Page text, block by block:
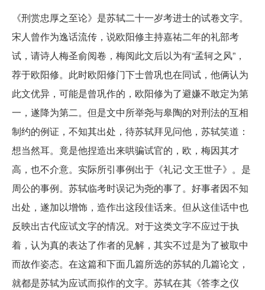
《刑赏忠厚之至论》是苏轼二十一岁考进士的试卷文字。
宋人曾作为逸话流传，说欧阳修主持嘉祐二年的礼部考
试，请诗人梅圣俞阅卷，梅阅此文后以为有“孟轲之风”，
荐于欧阳修。此时欧阳修门下士曾巩也在同试，他俩认为
此文优异，可能是曾巩作的，欧阳修为了避嫌不敢定为第
一，遂降为第二。但是文中所举尧与皋陶的对刑法的互相
制约的例证，不知其出处，待苏轼拜见问他，苏轼笑道：
想当然耳。竟是他捏造出来哄骗试官的，欧，梅因其才
高，也不介意。实际所引事例出于《礼记·文王世子》。是
周公的事例。苏轼临考时误记为尧的事了。好事者因不知
出处，遂加以增饰，造作出这段佳话来。但从这佳话中也
反映出古代应试文字的情况。对于这类文字不应过于执
着，认为真的表达了作者的见解，其实不过是为了被取中
而故作姿态。在这篇和下面几篇所选的苏轼的几篇论文，
就都是苏轼为应试而拟作的文字。苏轼在其《答李之仪